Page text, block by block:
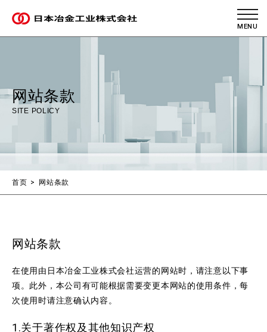
网站条款
SITE POLICY
首页 网站条款
网站条款
在使用由日本冶金工业株式会社运营的网站时，请注意以下事
项。此外，本公司有可能根据需要变更本网站的使用条件，每
次使用时请注意确认内容。
1.关于著作权及其他知识产权